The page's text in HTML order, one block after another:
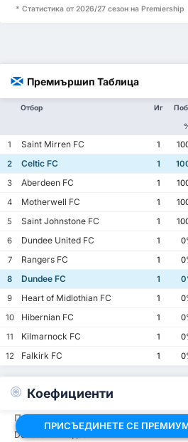
* Статистика от 2026/27 сезон на Premiership
Премиършип Таблица
Отбор Иг
1 Saint Mirren FC 1
2
Celtic FC 1
3
Aberdeen FC 1
4
Motherwell FC 1
5
Saint Johnstone FC 1
6
Dundee United FC 1
7
Rangers FC 1
8
Dundee FC 1
9
Heart of Midlothian FC 1
10
Hibernian FC 1
11
Kilmarnock FC 1
12
Falkirk FC 1
Коефициенти
Пазар
Dundee FC Подеба
ПРИСЪЕДИНЕТЕ СЕ